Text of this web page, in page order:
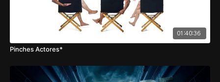
01:40:36
Pinches Actores*